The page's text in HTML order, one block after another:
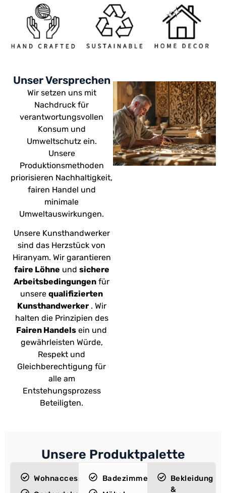
Unser Versprechen
Wir setzen uns mit
Nachdruck für
verantwortungsvollen
Konsum und
Umweltschutz ein.
Unsere
Produktionsmethoden
priorisieren Nachhaltigkeit,
fairen Handel und
minimale
Umweltauswirkungen.
Unsere Kunsthandwerker
sind das Herzstück von
Hiranyam. Wir garantieren
faire Löhne und sichere
Arbeitsbedingungen für
unsere qualifizierten
Kunsthandwerker. Wir
halten die Prinzipien des
Fairen Handels ein und
gewährleisten Würde,
Respekt und
Gleichberechtigung für
alle am
Entstehungsprozess
Beteiligten.
Unsere Produktpalette
Wohnaccessoires
Badezimmeraccessoires
Bekleidung
&